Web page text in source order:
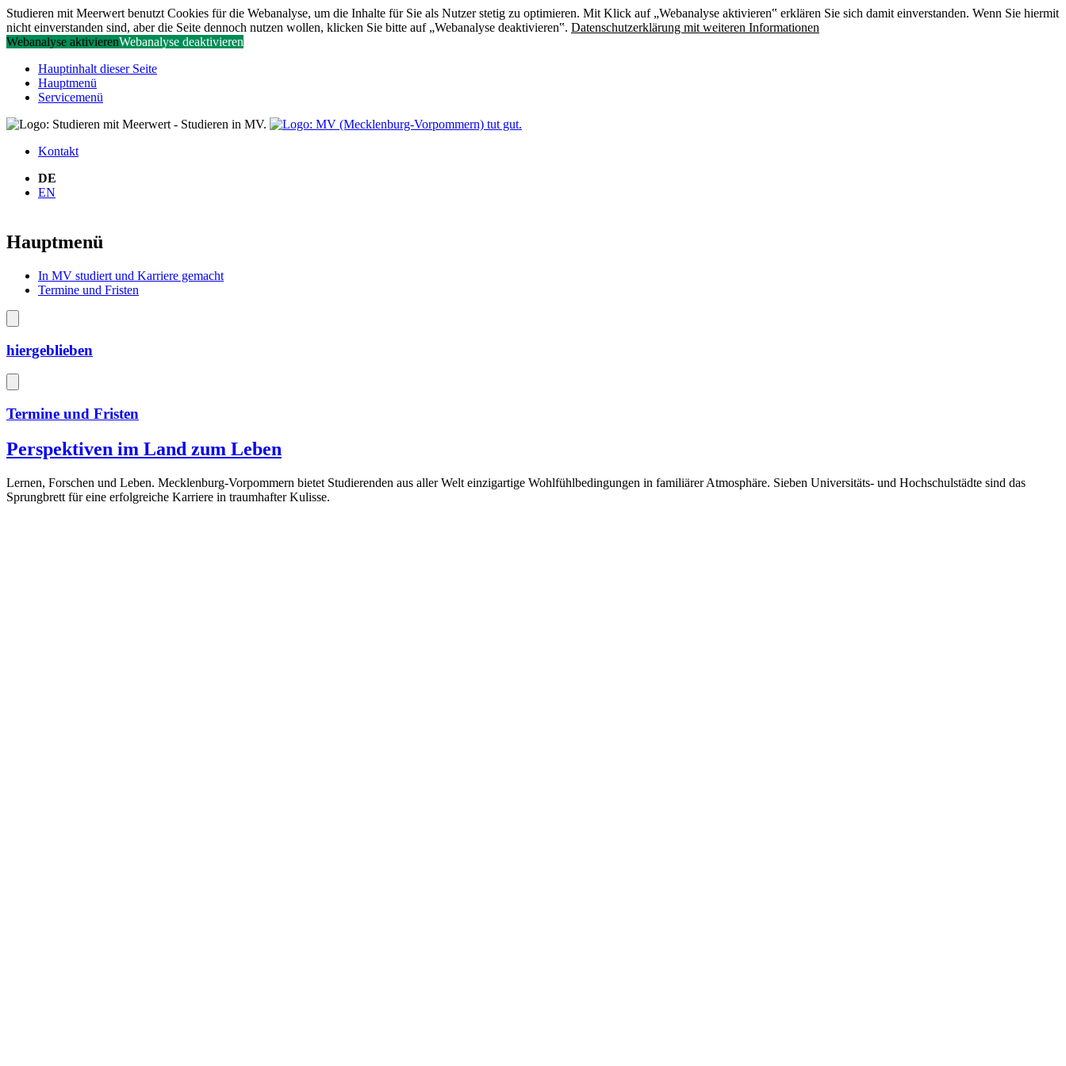
Studieren mit Meerwert benutzt Cookies für die Webanalyse, um die Inhalte für Sie als Nutzer stetig zu optimieren. Mit Klick auf „Webanalyse aktivieren‟ erklären Sie sich damit einverstanden. Wenn Sie hiermit
nicht einverstanden sind, aber die Seite dennoch nutzen wollen, klicken Sie bitte auf „Webanalyse deaktivieren‟. Datenschutzerklärung mit weiteren Informationen
Webanalyse aktivierenWebanalyse deaktivieren
Hauptinhalt dieser Seite
Hauptmenü
Servicemenü
Kontakt
DE
EN
Hauptmenü
In MV studiert und Karriere gemacht
Termine und Fristen
hiergeblieben
Termine und Fristen
Perspektiven im Land zum Leben
Lernen, Forschen und Leben. Mecklenburg-Vorpommern bietet Studierenden aus aller Welt einzigartige Wohlfühlbedingungen in familiärer Atmosphäre. Sieben Universitäts- und Hochschulstädte sind das
Sprungbrett für eine erfolgreiche Karriere in traumhafter Kulisse.